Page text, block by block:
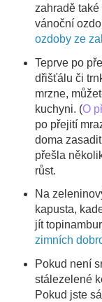
zahradě
vánoční
ozdoby ze
Teprve po
dřišťálu či
mrzne,
kuchyni. (O
po přejití
doma
přešla
růst.
Na
kapusta,
jít
zimních
Pokud není
stálezelené
Pokud jste